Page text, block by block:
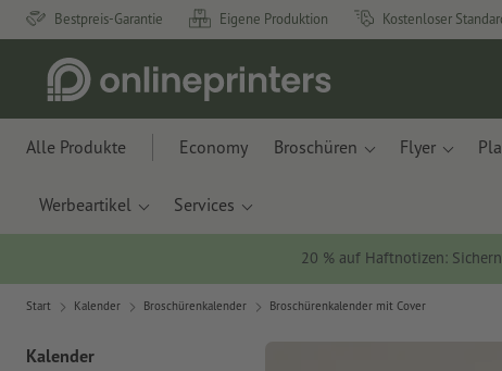
Bestpreis-Garantie Eigene Produktion Kostenloser
Alle Produkte Economy Broschüren Flyer
Werbeartikel Services
20 % auf Haftnotizen:
Start Kalender Broschürenkalender Broschürenkalender mit Cover
Kalender